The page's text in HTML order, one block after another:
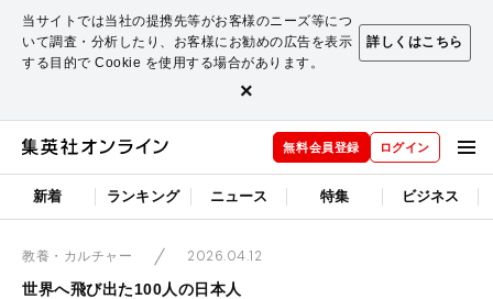
当サイトでは当社の提携先等がお客様のニーズ等につ
いて調査・分析したり、お客様にお勧めの広告を表示
する目的で Cookie を使用する場合があります。
詳しくはこちら
×
無料会員登録 ログイン
新着 ランキング ニュース 特集 ビジネス
教養・カルチャー
2026.04.12
世界へ飛び出た100人の日本人